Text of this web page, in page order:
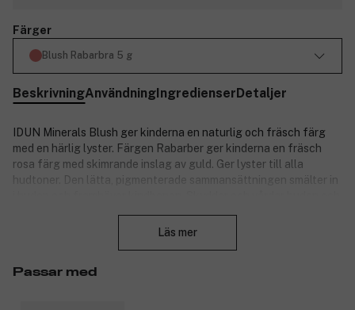
Färger
Blush Rabarbra 5 g
BeskrivningAnvändningIngredienserDetaljer
IDUN Minerals Blush ger kinderna en naturlig och fräsch färg
med en härlig lyster. Färgen Rabarber ger kinderna en fräsch
rosa färg med skimrande inslag av guld. Ger lyster till alla
hudtoner. Den lätta, pigmenterade sammansättningen smälter in
ett naturligt resultat. För bästa resultat, applicera med IDUN
förstärker den solkyssta looken. Fungerar även utmärkt som
Läs mer
Passar med